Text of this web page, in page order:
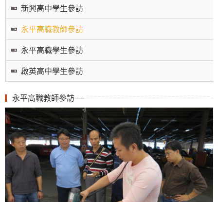
新興高中學生參訪
永平高職教師參訪
永平高職學生參訪
啟英高中學生參訪
永平高職教師參訪